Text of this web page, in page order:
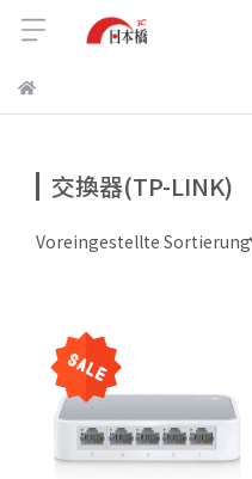
交換器(TP-LINK)
Voreingestellte Sortierung